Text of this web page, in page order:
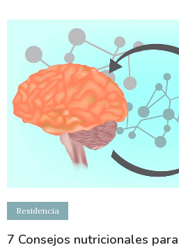
Residencia
7 Consejos nutricionales